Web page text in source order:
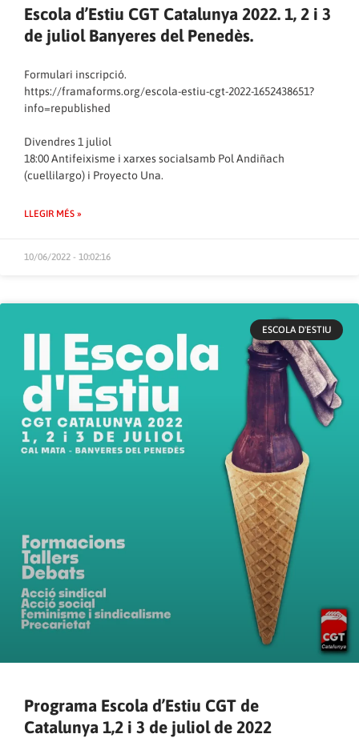
Escola d’Estiu CGT Catalunya 2022. 1, 2 i 3
de juliol Banyeres del Penedès.
Formulari inscripció.
https://framaforms.org/escola-estiu-cgt-2022-1652438651?
info=republished
Divendres 1 juliol
18:00 Antifeixisme i xarxes socialsamb Pol Andiñach
(cuellilargo) i Proyecto Una.
LLEGIR MÉS »
10/06/2022 - 10:02:16
ESCOLA D'ESTIU
Programa Escola d’Estiu CGT de
Catalunya 1,2 i 3 de juliol de 2022